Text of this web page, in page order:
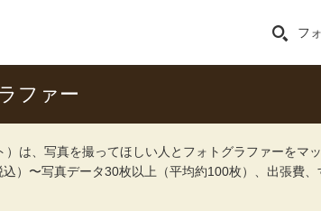
フ
ファー
は、写真を撮ってほしい人とフォトグラファーをマ
）〜写真データ30枚以上（平均約100枚）、出張費、